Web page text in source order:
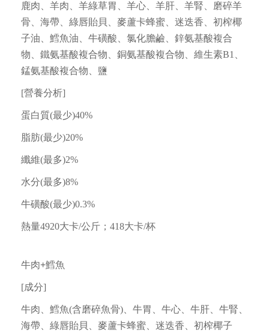
鹿肉、羊肉、羊綠草胃、羊心、羊肝、羊腎、磨碎羊
骨、海帶、綠唇貽貝、麥蘆卡蜂蜜、迷迭香、初榨椰
子油、鱈魚油、牛磺酸、氯化膽鹼、鋅氨基酸複合
物、鐵氨基酸複合物、銅氨基酸複合物、維生素B1、
錳氨基酸複合物、鹽
[營養分析]
蛋白質(最少)40%
脂肪(最少)20%
纖維(最多)2%
水分(最多)8%
牛磺酸(最少)0.3%
熱量4920大卡/公斤；418大卡/杯
牛肉+鱈魚
[成分]
牛肉、鱈魚(含磨碎魚骨)、牛胃、牛心、牛肝、牛腎、
海帶、綠唇貽貝、麥蘆卡蜂蜜、迷迭香、初榨椰子